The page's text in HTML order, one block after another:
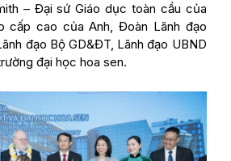
– Đại sứ Giáo dục toàn cầu của
cấp cao của Anh, Đoàn Lãnh đạo
đạo Bộ GD&ĐT, Lãnh đạo UBND
đại học hoa sen.